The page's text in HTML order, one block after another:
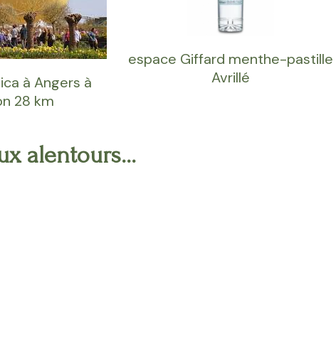
à Angers à
28 km
espace Giffard menthe-pastille
Avrillé
alentours…